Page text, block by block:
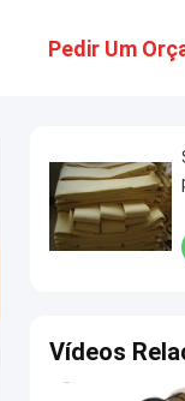
Pedir Um
Vídeos